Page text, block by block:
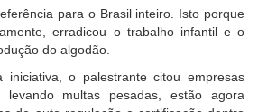
para o Brasil inteiro. Isto porque
erradicou o trabalho infantil e o
do algodão.
iniciativa, o palestrante citou empresas
multas pesadas, estão agora